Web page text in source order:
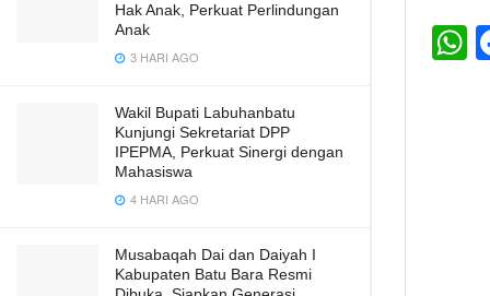
Hak Anak, Perkuat Perlindungan
Anak
3 HARI AGO
Wakil Bupati Labuhanbatu
Kunjungi Sekretariat DPP
IPEPMA, Perkuat Sinergi dengan
Mahasiswa
4 HARI AGO
Musabaqah Dai dan Daiyah I
Kabupaten Batu Bara Resmi
h